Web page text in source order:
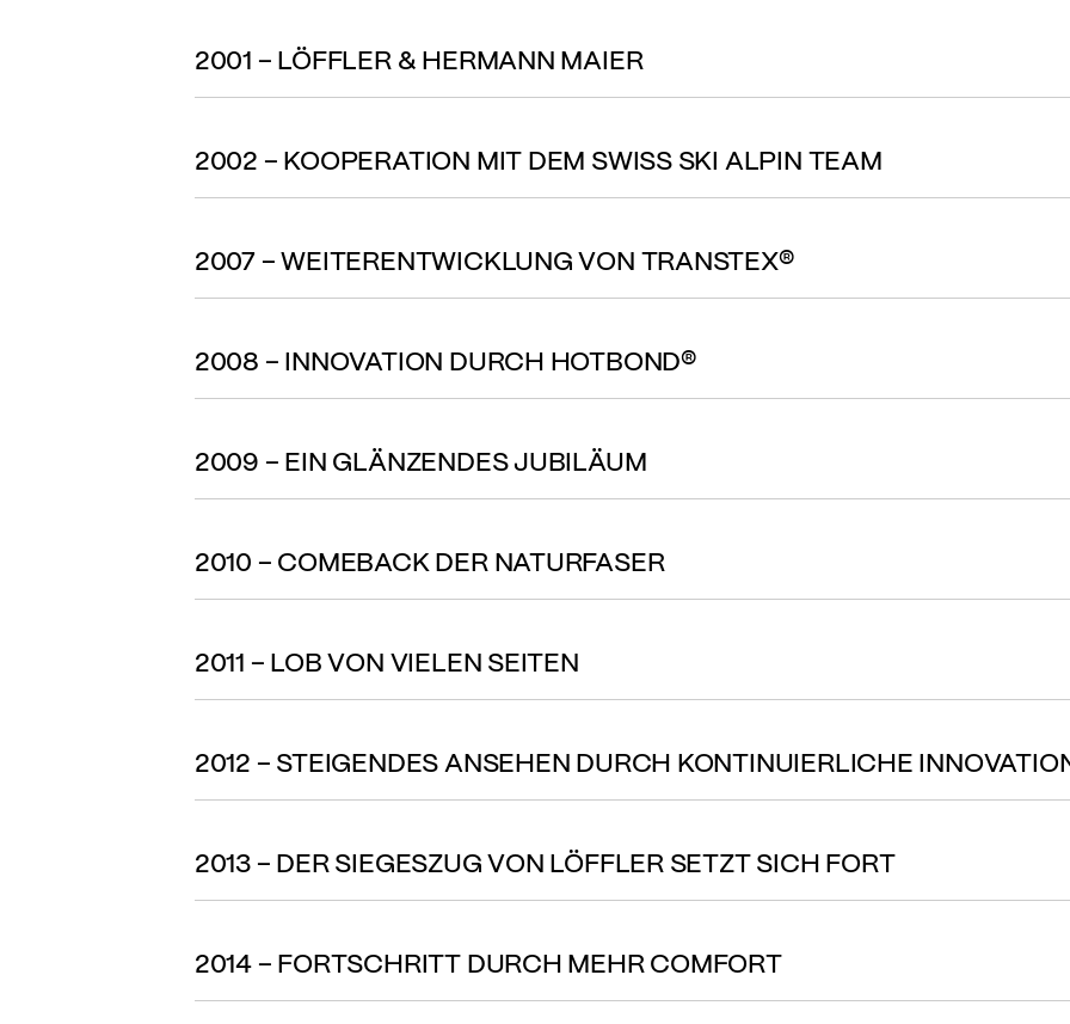
2001 – LÖFFLER & HERMANN MAIER
2002 – KOOPERATION MIT DEM SWISS SKI ALPIN TEAM
2007 – WEITERENTWICKLUNG VON TRANSTEX®
2008 – INNOVATION DURCH HOTBOND®
2009 – EIN GLÄNZENDES JUBILÄUM
2010 – COMEBACK DER NATURFASER
2011 – LOB VON VIELEN SEITEN
2012 – STEIGENDES ANSEHEN DURCH KONTINUIERLICHE
2013 – DER SIEGESZUG VON LÖFFLER SETZT SICH FORT
2014 – FORTSCHRITT DURCH MEHR COMFORT